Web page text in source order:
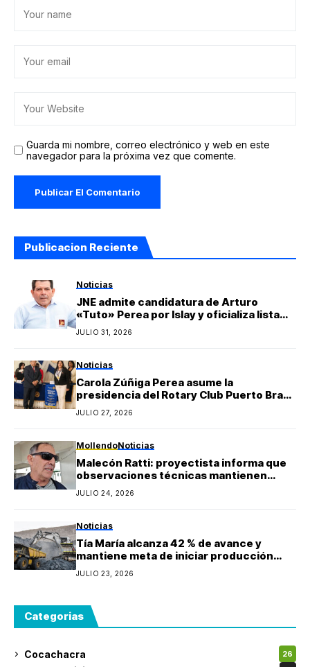
Guarda mi nombre, correo electrónico y web en este
navegador para la próxima vez que comente.
Publicacion Reciente
Noticias
JNE admite candidatura de Arturo
«Tuto» Perea por Islay y oficializa lista
regional de Yo Arequipa encabezada por
Berly Gonzales
JULIO 31, 2026
Noticias
Carola Zúñiga Perea asume la
presidencia del Rotary Club Puerto Bravo
Mollendo y anuncia proyectos sociales
para la provincia de Islay
JULIO 27, 2026
MollendoNoticias
Malecón Ratti: proyectista informa que
observaciones técnicas mantienen
paralizada la obra y estima reinicio en
agosto
JULIO 24, 2026
Noticias
Tía María alcanza 42 % de avance y
mantiene meta de iniciar producción
durante 2027
JULIO 23, 2026
Categorias
Cocachacra 26